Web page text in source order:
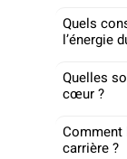
Quels
l’énergie
Quelles
cœur ?
carrière ?